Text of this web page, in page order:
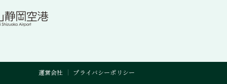
運営会社 プライバシーポリシー